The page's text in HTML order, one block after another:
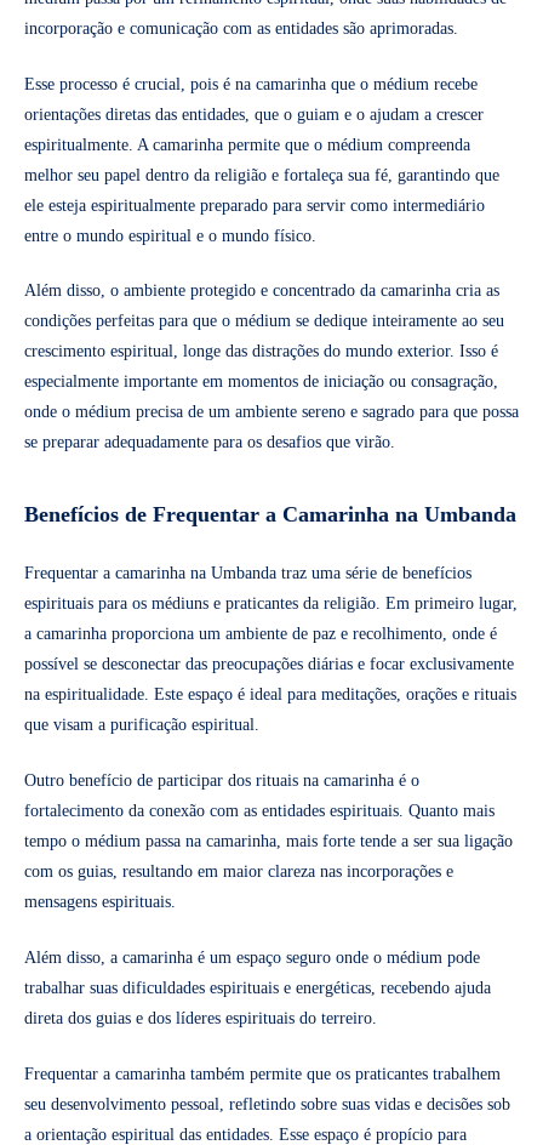
incorporação e comunicação com as entidades são aprimoradas.
Esse processo é crucial, pois é na camarinha que o médium recebe
orientações diretas das entidades, que o guiam e o ajudam a crescer
espiritualmente. A camarinha permite que o médium compreenda
melhor seu papel dentro da religião e fortaleça sua fé, garantindo que
ele esteja espiritualmente preparado para servir como intermediário
entre o mundo espiritual e o mundo físico.
Além disso, o ambiente protegido e concentrado da camarinha cria as
condições perfeitas para que o médium se dedique inteiramente ao seu
crescimento espiritual, longe das distrações do mundo exterior. Isso é
especialmente importante em momentos de iniciação ou consagração,
onde o médium precisa de um ambiente sereno e sagrado para que possa
se preparar adequadamente para os desafios que virão.
Benefícios de Frequentar a Camarinha na Umbanda
Frequentar a camarinha na Umbanda traz uma série de benefícios
espirituais para os médiuns e praticantes da religião. Em primeiro lugar,
a camarinha proporciona um ambiente de paz e recolhimento, onde é
possível se desconectar das preocupações diárias e focar exclusivamente
na espiritualidade. Este espaço é ideal para meditações, orações e rituais
que visam a purificação espiritual.
Outro benefício de participar dos rituais na camarinha é o
fortalecimento da conexão com as entidades espirituais. Quanto mais
tempo o médium passa na camarinha, mais forte tende a ser sua ligação
com os guias, resultando em maior clareza nas incorporações e
mensagens espirituais.
Além disso, a camarinha é um espaço seguro onde o médium pode
trabalhar suas dificuldades espirituais e energéticas, recebendo ajuda
direta dos guias e dos líderes espirituais do terreiro.
Frequentar a camarinha também permite que os praticantes trabalhem
seu desenvolvimento pessoal, refletindo sobre suas vidas e decisões sob
a orientação espiritual das entidades. Esse espaço é propício para